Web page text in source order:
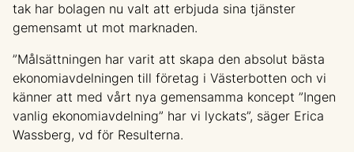
tak har bolagen nu valt att erbjuda sina tjänster
gemensamt ut mot marknaden.
”Målsättningen har varit att skapa den absolut bästa
ekonomiavdelningen till företag i Västerbotten och vi
känner att med vårt nya gemensamma koncept ”Ingen
vanlig ekonomiavdelning” har vi lyckats”, säger Erica
Wassberg, vd för Resulterna.